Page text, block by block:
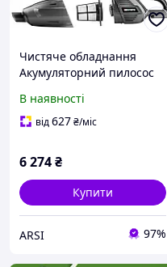
Чистяче обладнання
Акумуляторний пилосос
В наявності
від627₴/міс
6 274₴
Купити
ARSI 97%